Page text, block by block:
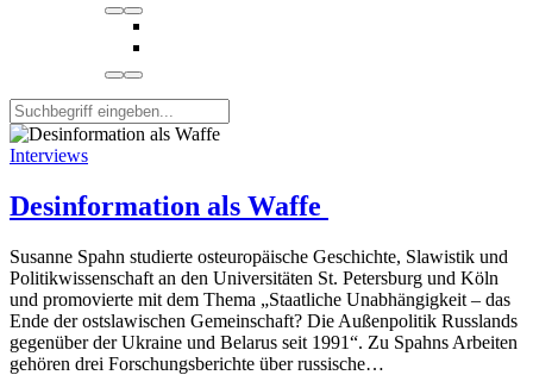
Interviews
Desinformation als Waffe
Susanne Spahn studierte osteuropäische Geschichte, Slawistik und
Politikwissenschaft an den Universitäten St. Petersburg und Köln
und promovierte mit dem Thema „Staatliche Unabhängigkeit – das
Ende der ostslawischen Gemeinschaft? Die Außenpolitik Russlands
gegenüber der Ukraine und Belarus seit 1991“. Zu Spahns Arbeiten
gehören drei Forschungsberichte über russische…